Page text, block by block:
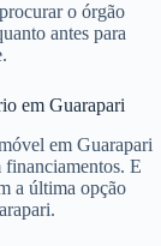
o órgão
antes para
em Guarapari
em Guarapari
E
a última opção